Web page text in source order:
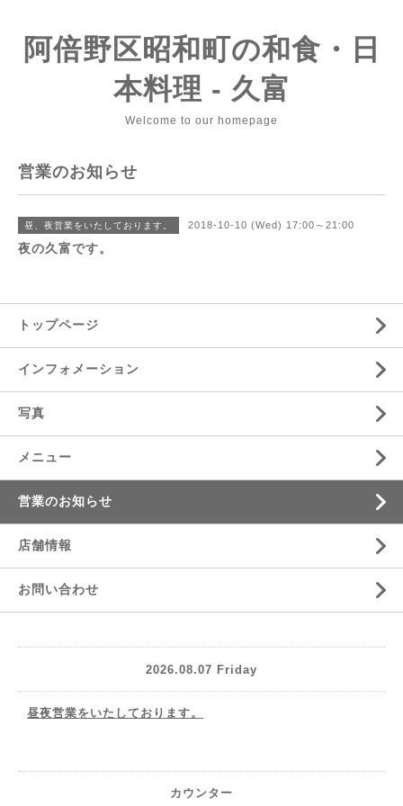
阿倍野区昭和町の和食・日
本料理 - 久富
Welcome to our homepage
営業のお知らせ
昼、夜営業をいたしております。 2018-10-10 (Wed) 17:00～21:00
夜の久富です。
トップページ
インフォメーション
写真
メニュー
営業のお知らせ
店舗情報
お問い合わせ
2026.08.07 Friday
昼夜営業をいたしております。
カウンター